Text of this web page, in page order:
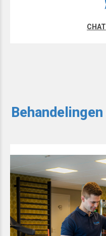
CHAT
Behandelingen